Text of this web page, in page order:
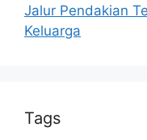
Jalur Pendakian
Keluarga
Tags